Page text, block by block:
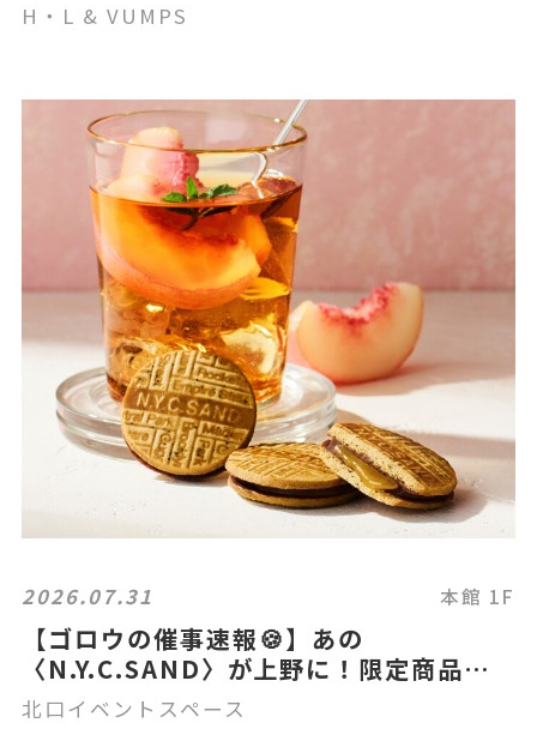
H・L & VUMPS
2026.07.31 本館 1F
【ゴロウの催事速報🍪】あの
〈N.Y.C.SAND〉が上野に！限定商品も
登場？！🍑☕
北口イベントスペース